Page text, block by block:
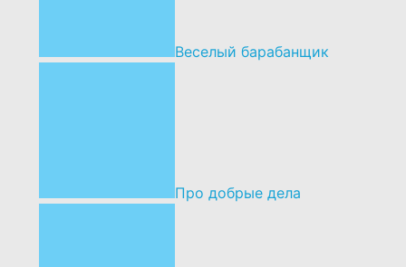
Веселый барабанщик
Про добрые дела